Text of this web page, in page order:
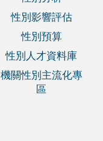
性別影響評估
性別預算
性別人才資料庫
機關性別主流化專
區